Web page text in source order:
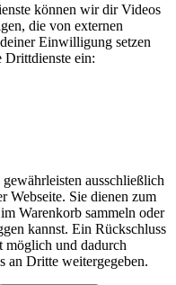
können wir dir Videos
die von externen
Einwilligung setzen
Drittdienste ein:
ausschließlich
Webseite. Sie dienen zum
Warenkorb sammeln oder
kannst. Ein Rückschluss
möglich und dadurch
an Dritte weitergegeben.